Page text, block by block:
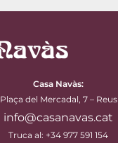
Casa Navàs:
Plaça del Mercadal, 7 – Reus
info@casanavas.cat
Truca al: +34 977 591 154